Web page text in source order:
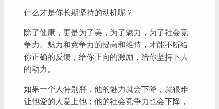
什么才是你长期坚持的动机呢？
除了健康，更是为了美，为了魅力，为了社会竞
争力。魅力和竞争力的提高和维持，才能不断给
你正确的反馈，给你正向的激励，给你坚持下去
的动力。
如果一个人特别胖，他的魅力就会下降，就很难
让他爱的人爱上他；他的社会竞争力也会下降，